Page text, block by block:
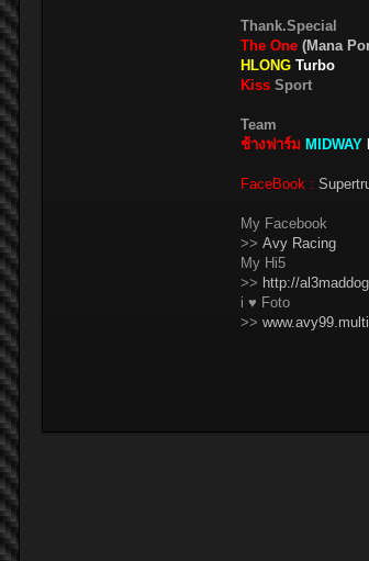
Thank.Special
The One (Mana
HLONG Turbo
Kiss Sport
Team
ช้างฟาร์ม MIDWAY
FaceBook :
My Facebook
>> Avy Racing
My Hi5
>> http://
i ♥ Foto
>>